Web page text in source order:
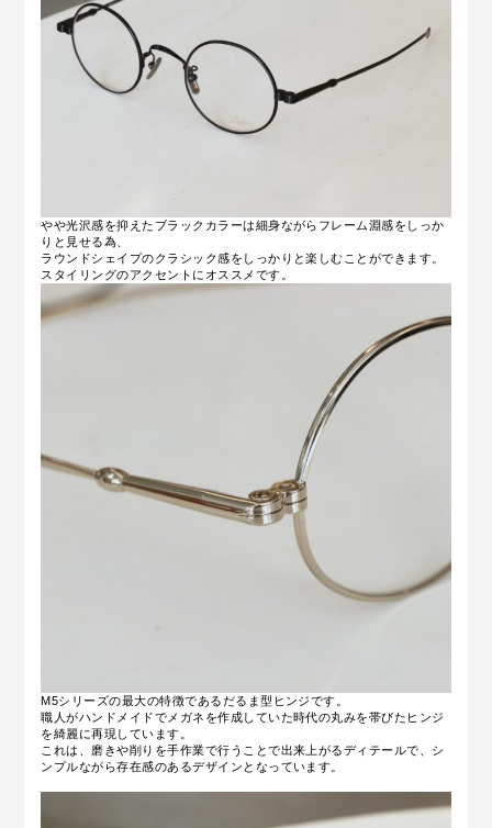
やや光沢感を抑えたブラックカラーは細身ながらフレーム淵感をしっか
りと見せる為、
ラウンドシェイプのクラシック感をしっかりと楽しむことができます。
スタイリングのアクセントにオススメです。
M5シリーズの最大の特徴であるだるま型ヒンジです。
職人がハンドメイドでメガネを作成していた時代の丸みを帯びたヒンジ
を綺麗に再現しています。
これは、磨きや削りを手作業で行うことで出来上がるディテールで、シ
ンプルながら存在感のあるデザインとなっています。